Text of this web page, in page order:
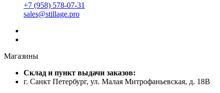
+7 (958) 578-07-31
sales@stillage.pro
Магазины
Cклад и пункт выдачи заказов:
г. Санкт Петербург, ул. Малая Митрофаньевская, д. 18В